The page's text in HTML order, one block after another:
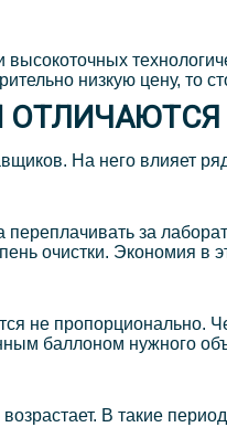
высокоточных
низкую цену, то
На него влияет
за
очистки. Экономия в
не
баллоном нужного
В такие